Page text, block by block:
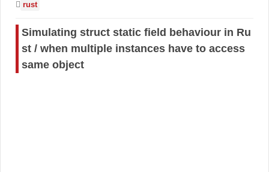
rust
Simulating struct static field behaviour in Ru
st / when multiple instances have to access
same object